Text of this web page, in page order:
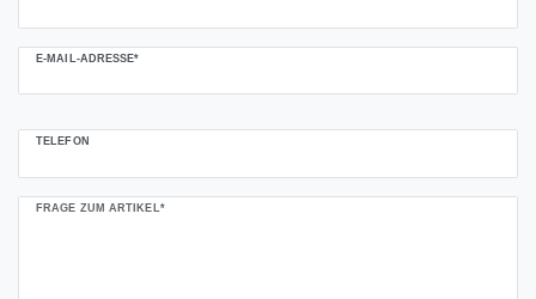
E-MAIL-ADRESSE*
TELEFON
FRAGE ZUM ARTIKEL*